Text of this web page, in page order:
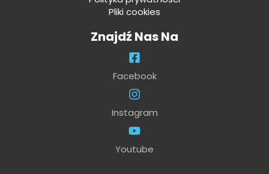
Pliki cookies
Znajdź Nas Na
Facebook
Instagram
Youtube